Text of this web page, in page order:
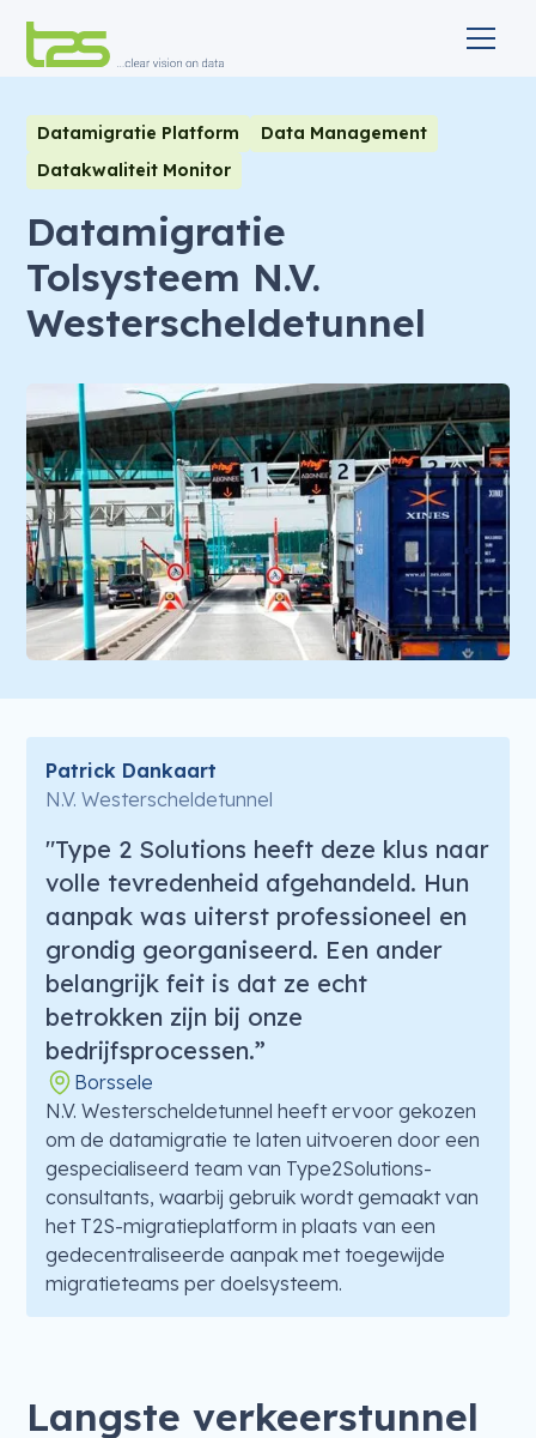
Datamigratie Platform
Data Management
Datakwaliteit Monitor
Datamigratie
Tolsysteem N.V.
Westerscheldetunnel
Patrick Dankaart
N.V. Westerscheldetunnel
"Type 2 Solutions heeft deze klus naar
volle tevredenheid afgehandeld. Hun
aanpak was uiterst professioneel en
grondig georganiseerd. Een ander
belangrijk feit is dat ze echt
betrokken zijn bij onze
bedrijfsprocessen.”
Borssele
N.V. Westerscheldetunnel heeft ervoor gekozen
om de datamigratie te laten uitvoeren door een
gespecialiseerd team van Type2Solutions-
consultants, waarbij gebruik wordt gemaakt van
het T2S-migratieplatform in plaats van een
gedecentraliseerde aanpak met toegewijde
migratieteams per doelsysteem.
Langste verkeerstunnel